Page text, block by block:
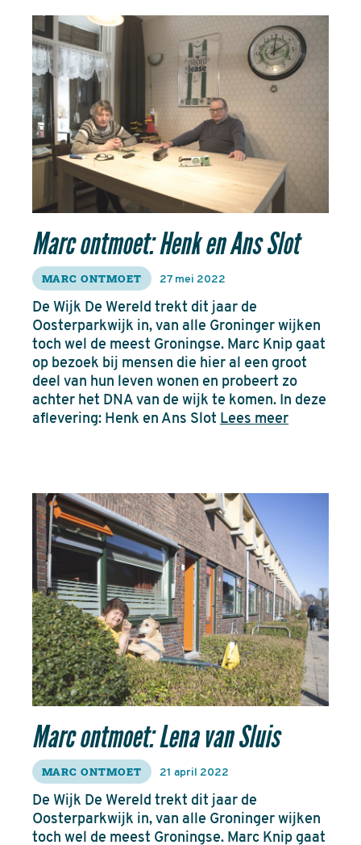
Marc ontmoet: Henk en Ans Slot
MARC ONTMOET 27 mei 2022
De Wijk De Wereld trekt dit jaar de
Oosterparkwijk in, van alle Groninger wijken
toch wel de meest Groningse. Marc Knip gaat
op bezoek bij mensen die hier al een groot
deel van hun leven wonen en probeert zo
achter het DNA van de wijk te komen. In deze
aflevering: Henk en Ans Slot Lees meer
Marc ontmoet: Lena van Sluis
MARC ONTMOET 21 april 2022
De Wijk De Wereld trekt dit jaar de
Oosterparkwijk in, van alle Groninger wijken
toch wel de meest Groningse. Marc Knip gaat